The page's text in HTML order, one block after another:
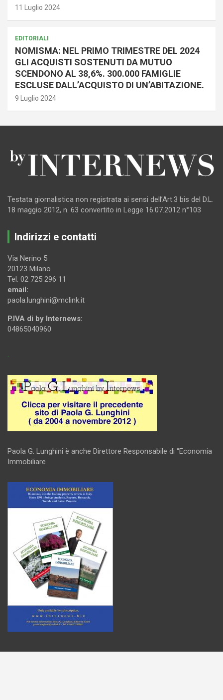
11 Luglio 2024
EDITORIALI
NOMISMA: NEL PRIMO TRIMESTRE DEL 2024
GLI ACQUISTI SOSTENUTI DA MUTUO
SCENDONO AL 38,6%. 300.000 FAMIGLIE
ESCLUSE DALL’ACQUISTO DI UN’ABITAZIONE.
9 Luglio 2024
Testata giornalistica non registrata ai sensi dell’Art.3 bis del D.L.
18 maggio 2012, n. 63 convertito in Legge 16.07.2012 n°103
Indirizzi e contatti
Via Nerino 5
20123 Milano
Tel. 02 725 296 11
email:
paola.lunghini@mclink.it
P.IVA di by Internews:
04865040960
.
Paola G. Lunghini è anche Direttore Responsabile di “Economia
Immobiliare